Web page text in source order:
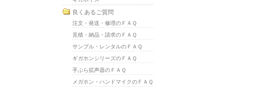
良くあるご質問
注文・発送・修理のＦＡＱ
見積・納品・請求のＦＡＱ
サンプル・レンタルのＦＡＱ
ギガホンシリーズのＦＡＱ
手ぶら拡声器のＦＡＱ
メガホン・ハンドマイクのＦＡＱ